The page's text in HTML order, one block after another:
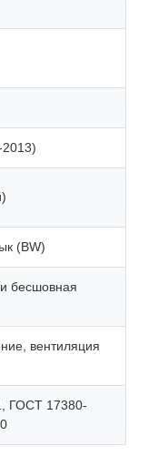
(BW)
бесшовная
вентиляция
ГОСТ 17380-